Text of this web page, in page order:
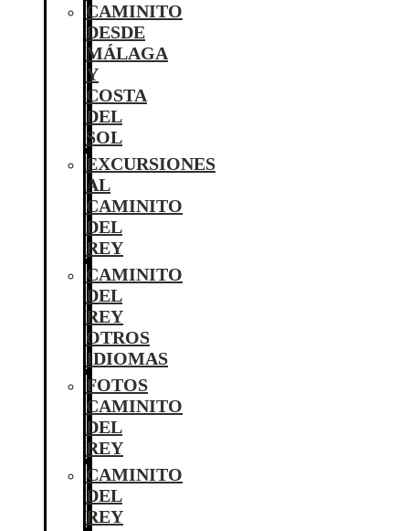
CAMINITO
DESDE
MÁLAGA
Y
COSTA
DEL
SOL
EXCURSIONES
AL
CAMINITO
DEL
REY
CAMINITO
DEL
REY
OTROS
IDIOMAS
FOTOS
CAMINITO
DEL
REY
CAMINITO
DEL
REY